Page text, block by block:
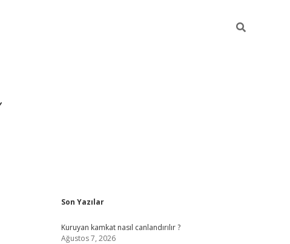
Sidebar
Son Yazılar
Kuruyan kamkat nasıl canlandırılır ?
Ağustos 7, 2026
ilbet mobil giriş